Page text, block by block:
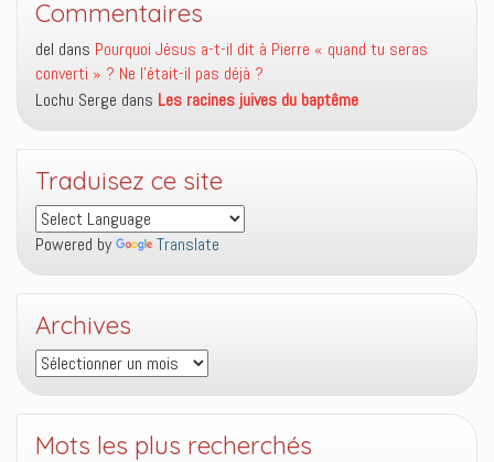
Commentaires
del dans Pourquoi Jésus a-t-il dit à Pierre « quand tu seras
converti » ? Ne l’était-il pas déjà ?
Lochu Serge dans Les racines juives du baptême
Traduisez ce site
Powered by Translate
Archives
Archives
Mots les plus recherchés